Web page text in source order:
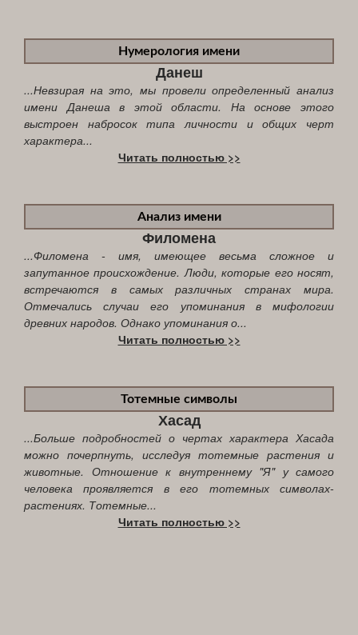
Нумерология имени
Данеш
...Невзирая на это, мы провели определенный анализ
имени Данеша в этой области. На основе этого
выстроен набросок типа личности и общих черт
характера...
Читать полностью >>
Анализ имени
Филомена
...Филомена - имя, имеющее весьма сложное и
запутанное происхождение. Люди, которые его носят,
встречаются в самых различных странах мира.
Отмечались случаи его упоминания в мифологии
древних народов. Однако упоминания о...
Читать полностью >>
Тотемные символы
Хасад
...Больше подробностей о чертах характера Хасада
можно почерпнуть, исследуя тотемные растения и
животные. Отношение к внутреннему "Я" у самого
человека проявляется в его тотемных символах-
растениях. Тотемные...
Читать полностью >>